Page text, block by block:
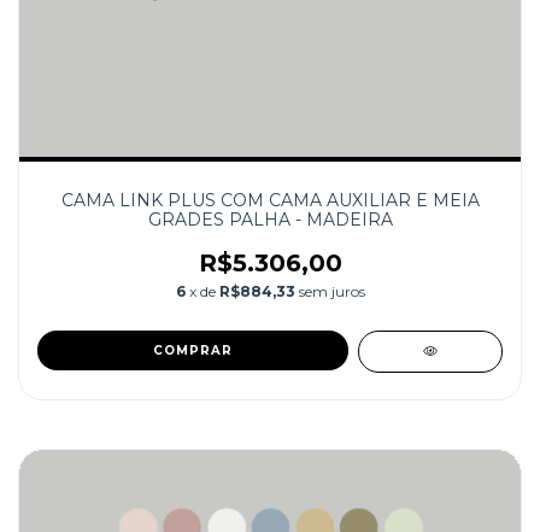
CAMA LINK PLUS COM CAMA AUXILIAR E MEIA
GRADES PALHA - MADEIRA
R$5.306,00
6 x de R$884,33 sem juros